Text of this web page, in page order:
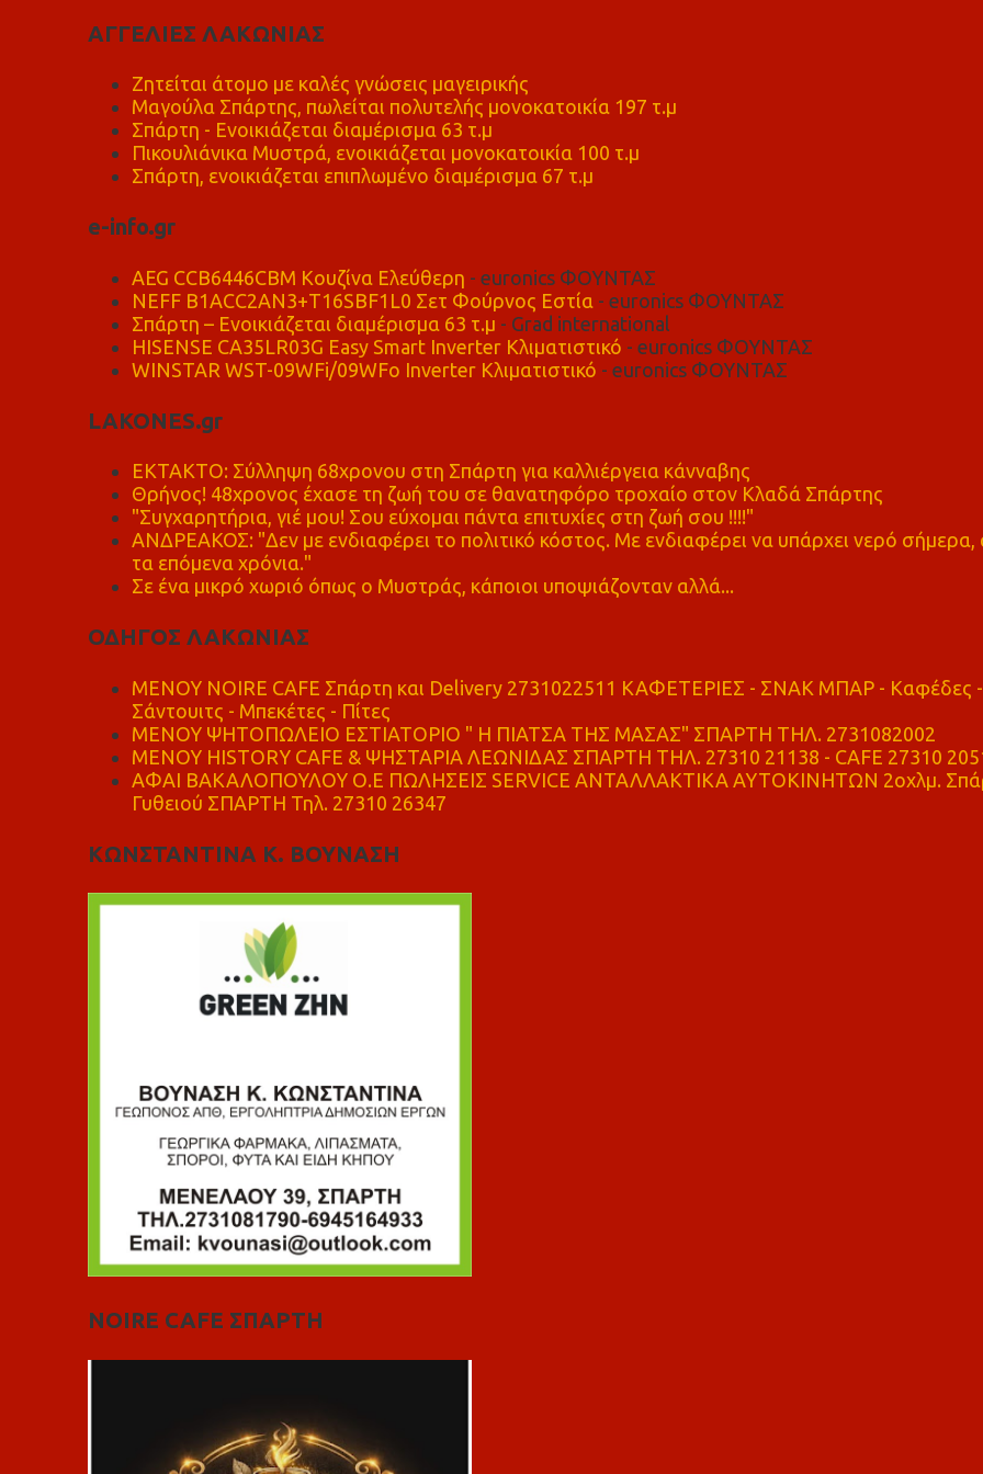
ΑΓΓΕΛΙΕΣ ΛΑΚΩΝΙΑΣ
Ζητείται άτομο με καλές γνώσεις μαγειρικής
Μαγούλα Σπάρτης, πωλείται πολυτελής μονοκατοικία 197 τ.μ
Σπάρτη - Ενοικιάζεται διαμέρισμα 63 τ.μ
Πικουλιάνικα Μυστρά, ενοικιάζεται μονοκατοικία 100 τ.μ
Σπάρτη, ενοικιάζεται επιπλωμένο διαμέρισμα 67 τ.μ
e-info.gr
AEG CCB6446CBM Κουζίνα Ελεύθερη - euronics ΦΟΥΝΤΑΣ
NEFF B1ACC2AN3+T16SBF1L0 Σετ Φούρνος Εστία - euronics ΦΟΥΝΤΑΣ
Σπάρτη – Ενοικιάζεται διαμέρισμα 63 τ.μ - Grad international
HISENSE CA35LR03G Easy Smart Inverter Κλιματιστικό - euronics ΦΟΥΝΤΑΣ
WINSTAR WST-09WFi/09WFo Inverter Κλιματιστικό - euronics ΦΟΥΝΤΑΣ
LAKONES.gr
ΕΚΤΑΚΤΟ: Σύλληψη 68χρονου στη Σπάρτη για καλλιέργεια κάνναβης
Θρήνος! 48χρονος έχασε τη ζωή του σε θανατηφόρο τροχαίο στον Κλαδά Σπάρτης
"Συγχαρητήρια, γιέ μου! Σου εύχομαι πάντα επιτυχίες στη ζωή σου !!!!"
ΑΝΔΡΕΑΚΟΣ: "Δεν με ενδιαφέρει το πολιτικό κόστος. Με ενδιαφέρει να υπάρχει νερό σήμερα,
τα επόμενα χρόνια."
Σε ένα μικρό χωριό όπως ο Μυστράς, κάποιοι υποψιάζονταν αλλά...
ΟΔΗΓΟΣ ΛΑΚΩΝΙΑΣ
MENOY NOIRE CAFE Σπάρτη και Delivery 2731022511 ΚΑΦΕΤΕΡΙΕΣ - ΣΝΑΚ ΜΠΑΡ - Καφέδες -
Σάντουιτς - Μπεκέτες - Πίτες
ΜΕΝΟΥ ΨΗΤΟΠΩΛΕΙΟ ΕΣΤΙΑΤΟΡΙΟ " Η ΠΙΑΤΣΑ ΤΗΣ ΜΑΣΑΣ" ΣΠΑΡΤΗ ΤΗΛ. 2731082002
ΜΕΝΟΥ HISTORY CAFE & ΨΗΣΤΑΡΙΑ ΛΕΩΝΙΔΑΣ ΣΠΑΡΤΗ ΤΗΛ. 27310 21138 - CAFE 27310
ΑΦΑΙ ΒΑΚΑΛΟΠΟΥΛΟΥ Ο.Ε ΠΩΛΗΣΕΙΣ SERVICE ΑΝΤΑΛΛΑΚΤΙΚΑ ΑΥΤΟΚΙΝΗΤΩΝ 2οχλμ.
Γυθειού ΣΠΑΡΤΗ Τηλ. 27310 26347
ΚΩΝΣΤΑΝΤΙΝΑ Κ. ΒΟΥΝΑΣΗ
NOIRE CAFE ΣΠΑΡΤΗ